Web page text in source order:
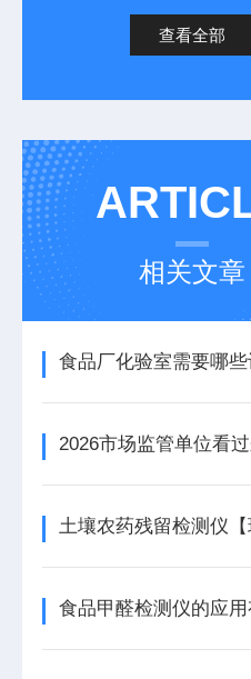
查看全部
相关文章